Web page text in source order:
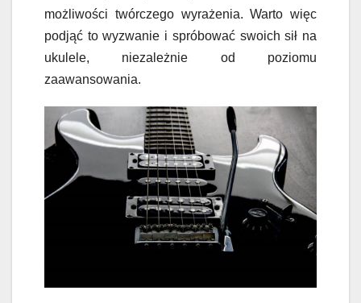
możliwości twórczego wyrażenia. Warto więc
podjąć to wyzwanie i spróbować swoich sił na
ukulele, niezależnie od poziomu
zaawansowania.